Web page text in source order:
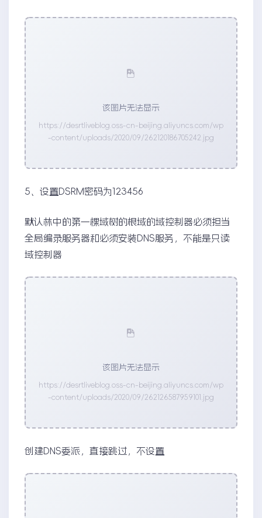
该图片无法显示
https://desrtliveblog.oss-cn-beijing.aliyuncs.com/wp
-content/uploads/2020/09/262120186705242.jpg
5、设置DSRM密码为123456
默认林中的第一棵域树的根域的域控制器必须担当
全局编录服务器和必须安装DNS服务，不能是只读
域控制器
该图片无法显示
https://desrtliveblog.oss-cn-beijing.aliyuncs.com/wp
-content/uploads/2020/09/262126587959101.jpg
创建DNS委派，直接跳过，不设置